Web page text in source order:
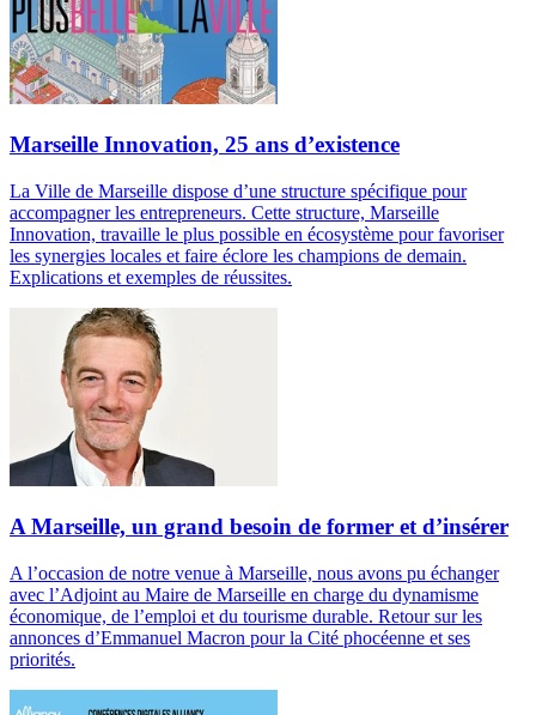
Marseille Innovation, 25 ans d’existence
La Ville de Marseille dispose d’une structure spécifique pour
accompagner les entrepreneurs. Cette structure, Marseille
Innovation, travaille le plus possible en écosystème pour favoriser
les synergies locales et faire éclore les champions de demain.
Explications et exemples de réussites.
A Marseille, un grand besoin de former et d’insérer
A l’occasion de notre venue à Marseille, nous avons pu échanger
avec l’Adjoint au Maire de Marseille en charge du dynamisme
économique, de l’emploi et du tourisme durable. Retour sur les
annonces d’Emmanuel Macron pour la Cité phocéenne et ses
priorités.